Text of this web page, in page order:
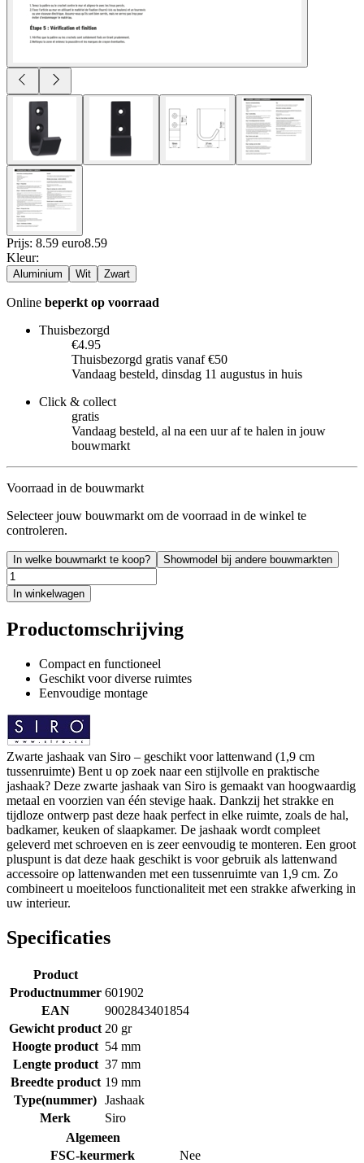
Prijs: 8.59 euro8.59
Kleur:
Aluminium Wit Zwart
Online beperkt op voorraad
Thuisbezorgd
€4.95
Thuisbezorgd gratis vanaf €50
Vandaag besteld, dinsdag 11 augustus in huis
Click & collect
gratis
Vandaag besteld, al na een uur af te halen in jouw
bouwmarkt
Voorraad in de bouwmarkt
Selecteer jouw bouwmarkt om de voorraad in de winkel te
controleren.
In welke bouwmarkt te koop? Showmodel bij andere bouwmarkten
In winkelwagen
Productomschrijving
Compact en functioneel
Geschikt voor diverse ruimtes
Eenvoudige montage
Zwarte jashaak van Siro – geschikt voor lattenwand (1,9 cm
tussenruimte) Bent u op zoek naar een stijlvolle en praktische
jashaak? Deze zwarte jashaak van Siro is gemaakt van hoogwaardig
metaal en voorzien van één stevige haak. Dankzij het strakke en
tijdloze ontwerp past deze haak perfect in elke ruimte, zoals de hal,
badkamer, keuken of slaapkamer. De jashaak wordt compleet
geleverd met schroeven en is zeer eenvoudig te monteren. Een groot
pluspunt is dat deze haak geschikt is voor gebruik als lattenwand
accessoire op lattenwanden met een tussenruimte van 1,9 cm. Zo
combineert u moeiteloos functionaliteit met een strakke afwerking in
uw interieur.
Specificaties
Product
Productnummer 601902
EAN
9002843401854
Gewicht product 20 gr
Hoogte product 54 mm
Lengte product 37 mm
Breedte product 19 mm
Type(nummer) Jashaak
Merk
Siro
Algemeen
FSC-keurmerk
Nee